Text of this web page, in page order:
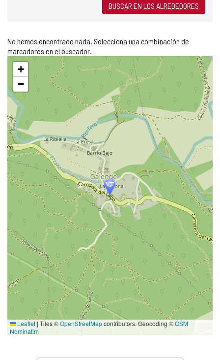
BUSCAR EN LOS ALREDEDORES
No hemos encontrado nada. Selecciona una combinación de
marcadores en el buscador.
Saltar
mapa
+
−
Leaflet | Tiles ©OpenStreetMapcontributors. Geocoding ©OSM
Nominatim